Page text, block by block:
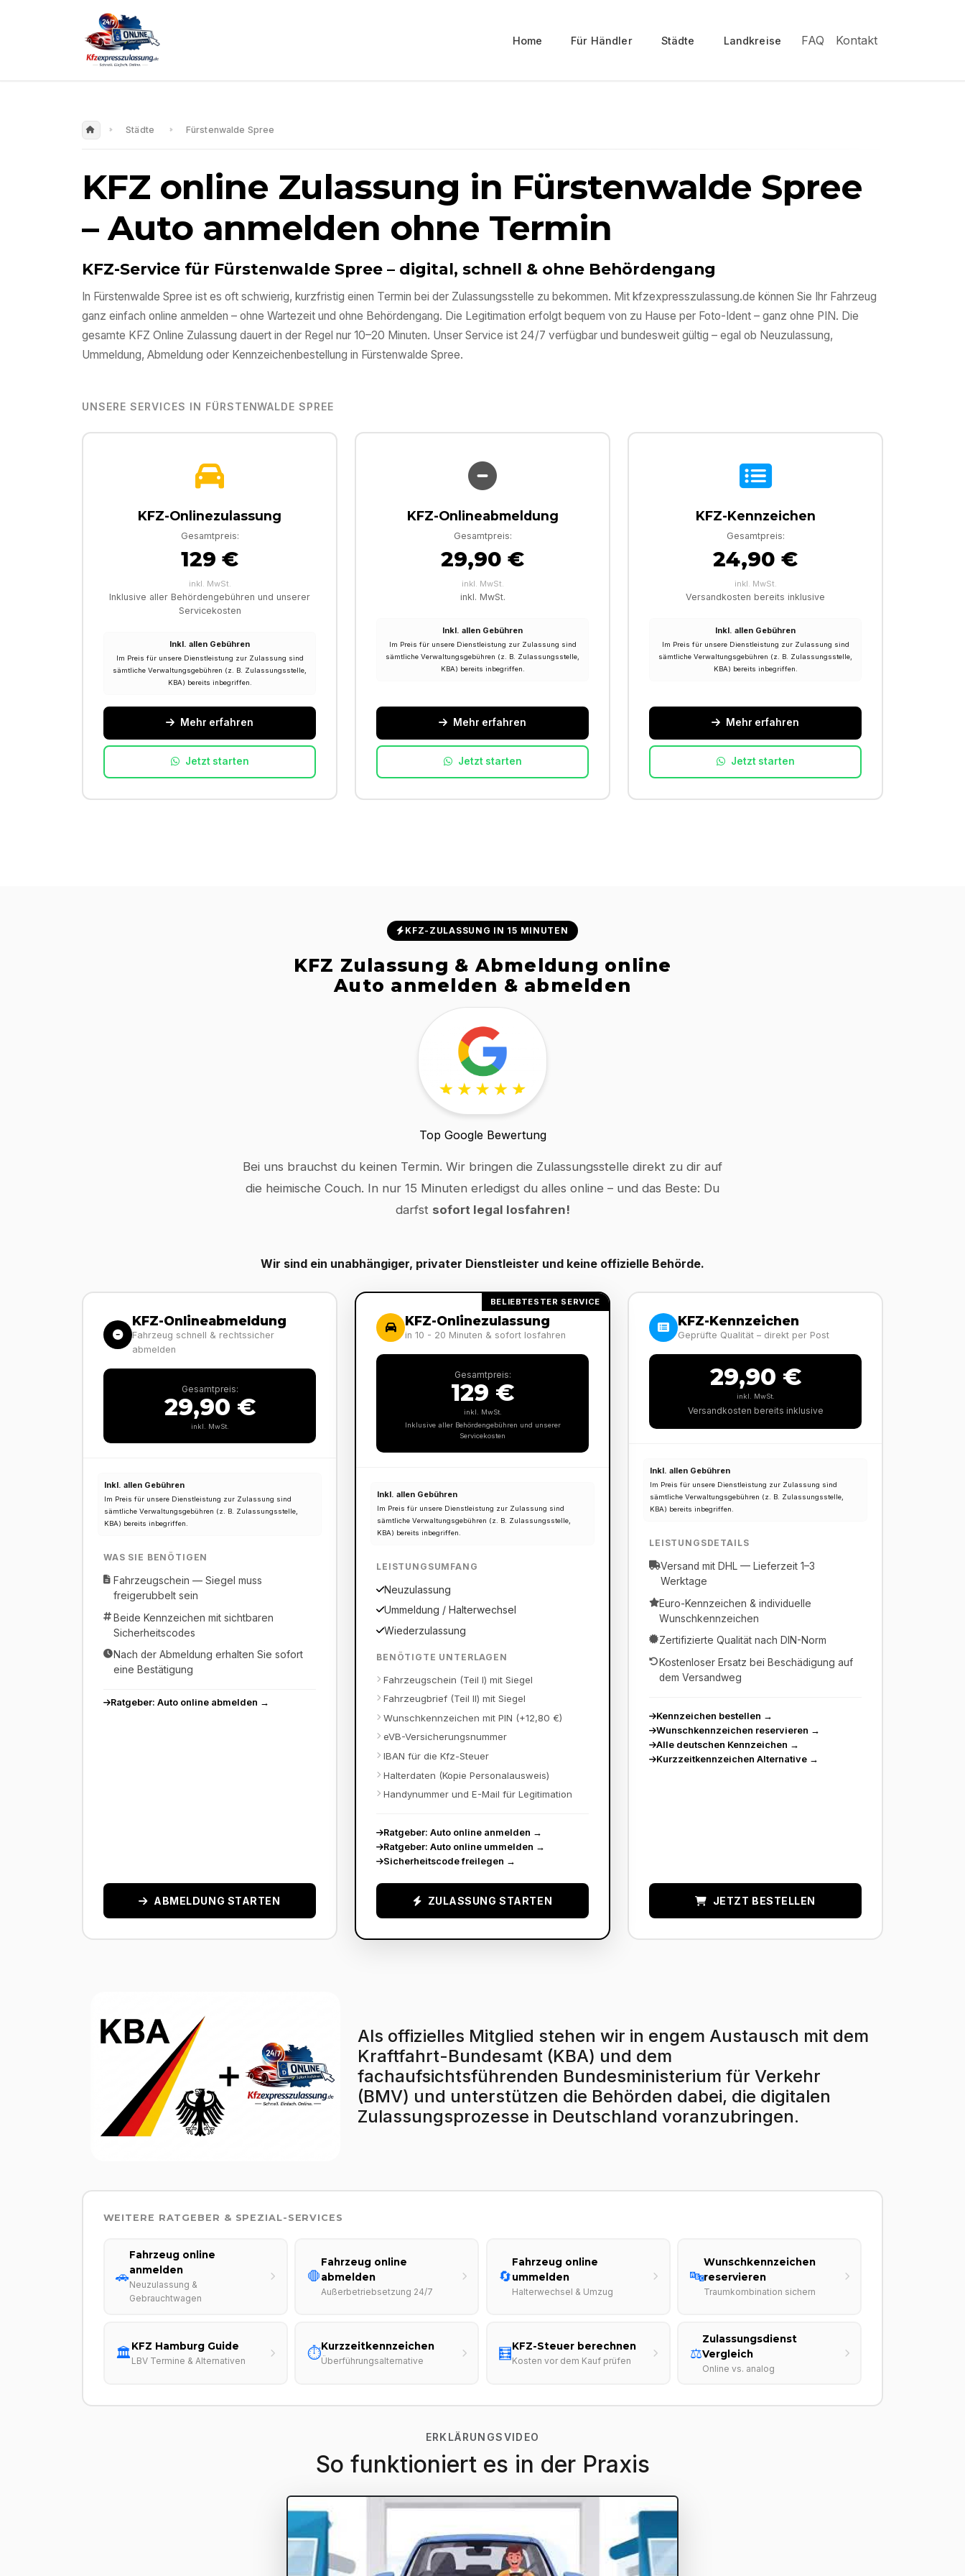
Home Für Händler Städte Landkreise FAQ Kontakt
Städte Fürstenwalde Spree
KFZ online Zulassung in Fürstenwalde Spree
– Auto anmelden ohne Termin
KFZ-Service für Fürstenwalde Spree – digital, schnell & ohne Behördengang
In Fürstenwalde Spree ist es oft schwierig, kurzfristig einen Termin bei der Zulassungsstelle zu bekommen. Mit kfzexpresszulassung.de können Sie Ihr Fahrzeug
ganz einfach online anmelden – ohne Wartezeit und ohne Behördengang. Die Legitimation erfolgt bequem von zu Hause per Foto-Ident – ganz ohne PIN. Die
gesamte KFZ Online Zulassung dauert in der Regel nur 10–20 Minuten. Unser Service ist 24/7 verfügbar und bundesweit gültig – egal ob Neuzulassung,
Ummeldung, Abmeldung oder Kennzeichenbestellung in Fürstenwalde Spree.
UNSERE SERVICES IN FÜRSTENWALDE SPREE
KFZ-Onlinezulassung
Gesamtpreis:
129 €
inkl. MwSt.
Inklusive aller Behördengebühren und unserer
Servicekosten
Inkl. allen Gebühren
Im Preis für unsere Dienstleistung zur Zulassung sind
sämtliche Verwaltungsgebühren (z. B. Zulassungsstelle,
KBA) bereits inbegriffen.
Mehr erfahren
Jetzt starten
KFZ-Onlineabmeldung
Gesamtpreis:
29,90 €
inkl. MwSt.
inkl. MwSt.
Inkl. allen Gebühren
Im Preis für unsere Dienstleistung zur Zulassung sind
sämtliche Verwaltungsgebühren (z. B. Zulassungsstelle,
KBA) bereits inbegriffen.
Mehr erfahren
Jetzt starten
KFZ-Kennzeichen
Gesamtpreis:
24,90 €
inkl. MwSt.
Versandkosten bereits inklusive
Inkl. allen Gebühren
Im Preis für unsere Dienstleistung zur Zulassung sind
sämtliche Verwaltungsgebühren (z. B. Zulassungsstelle,
KBA) bereits inbegriffen.
Mehr erfahren
Jetzt starten
KFZ-ZULASSUNG IN 15 MINUTEN
KFZ Zulassung & Abmeldung online
Auto anmelden & abmelden
Top Google Bewertung
Bei uns brauchst du keinen Termin. Wir bringen die Zulassungsstelle direkt zu dir auf
die heimische Couch. In nur 15 Minuten erledigst du alles online – und das Beste: Du
darfst sofort legal losfahren!
Wir sind ein unabhängiger, privater Dienstleister und keine offizielle Behörde.
KFZ-Onlineabmeldung
Fahrzeug schnell & rechtssicher
abmelden
Gesamtpreis:
29,90 €
inkl. MwSt.
Inkl. allen Gebühren
Im Preis für unsere Dienstleistung zur Zulassung sind
sämtliche Verwaltungsgebühren (z. B. Zulassungsstelle,
KBA) bereits inbegriffen.
WAS SIE BENÖTIGEN
Fahrzeugschein — Siegel muss
freigerubbelt sein
Beide Kennzeichen mit sichtbaren
Sicherheitscodes
Nach der Abmeldung erhalten Sie sofort
eine Bestätigung
Ratgeber: Auto online abmelden →
ABMELDUNG STARTEN
BELIEBTESTER SERVICE
KFZ-Onlinezulassung
in 10 - 20 Minuten & sofort losfahren
Gesamtpreis:
129 €
inkl. MwSt.
Inklusive aller Behördengebühren und unserer
Servicekosten
Inkl. allen Gebühren
Im Preis für unsere Dienstleistung zur Zulassung sind
sämtliche Verwaltungsgebühren (z. B. Zulassungsstelle,
KBA) bereits inbegriffen.
LEISTUNGSUMFANG
Neuzulassung
Ummeldung / Halterwechsel
Wiederzulassung
BENÖTIGTE UNTERLAGEN
Fahrzeugschein (Teil I) mit Siegel
Fahrzeugbrief (Teil II) mit Siegel
Wunschkennzeichen mit PIN (+12,80 €)
eVB-Versicherungsnummer
IBAN für die Kfz-Steuer
Halterdaten (Kopie Personalausweis)
Handynummer und E-Mail für Legitimation
Ratgeber: Auto online anmelden →
Ratgeber: Auto online ummelden →
Sicherheitscode freilegen →
ZULASSUNG STARTEN
KFZ-Kennzeichen
Geprüfte Qualität – direkt per Post
29,90 €
inkl. MwSt.
Versandkosten bereits inklusive
Inkl. allen Gebühren
Im Preis für unsere Dienstleistung zur Zulassung sind
sämtliche Verwaltungsgebühren (z. B. Zulassungsstelle,
KBA) bereits inbegriffen.
LEISTUNGSDETAILS
Versand mit DHL — Lieferzeit 1–3
Werktage
Euro-Kennzeichen & individuelle
Wunschkennzeichen
Zertifizierte Qualität nach DIN-Norm
Kostenloser Ersatz bei Beschädigung auf
dem Versandweg
Kennzeichen bestellen →
Wunschkennzeichen reservieren →
Alle deutschen Kennzeichen →
Kurzzeitkennzeichen Alternative →
JETZT BESTELLEN
Als offizielles Mitglied stehen wir in engem Austausch mit dem
Kraftfahrt-Bundesamt (KBA) und dem
fachaufsichtsführenden Bundesministerium für Verkehr
(BMV) und unterstützen die Behörden dabei, die digitalen
Zulassungsprozesse in Deutschland voranzubringen.
WEITERE RATGEBER & SPEZIAL-SERVICES
🚗
Fahrzeug online
anmelden
Neuzulassung &
Gebrauchtwagen
🛑
Fahrzeug online
abmelden
Außerbetriebsetzung 24/7
🔄
Fahrzeug online
ummelden
Halterwechsel & Umzug
🔤
Wunschkennzeichen
reservieren
Traumkombination sichern
🏛️KFZ Hamburg Guide
LBV Termine & Alternativen ⏱️Kurzzeitkennzeichen
Überführungsalternative 🧮KFZ-Steuer berechnen
Kosten vor dem Kauf prüfen ⚖️
Zulassungsdienst
Vergleich
Online vs. analog
ERKLÄRUNGSVIDEO
So funktioniert es in der Praxis